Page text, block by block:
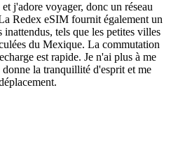
j'adore voyager, donc un réseau
Redex eSIM fournit également un
inattendus, tels que les petites villes
du Mexique. La commutation
est rapide. Je n'ai plus à me
la tranquillité d'esprit et me